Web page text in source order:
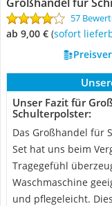
57
ab 9,00 € ( Sofort
Unser Fazit für
Schulterpolster:
Das Großhandel für
Set hat uns beim
Tragegefühl
Waschmaschine
und pflegeleicht.